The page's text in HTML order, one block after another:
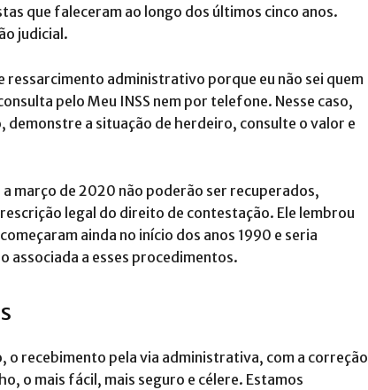
que faleceram ao longo dos últimos cinco anos.
judicial.
ressarcimento administrativo porque eu não sei quem
pelo Meu INSS nem por telefone. Nesse caso,
demonstre a situação de herdeiro, consulte o valor e
março de 2020 não poderão ser recuperados,
legal do direito de contestação. Ele lembrou
ainda no início dos anos 1990 e seria
associada a esses procedimentos.
o recebimento pela via administrativa, com a correção
o mais fácil, mais seguro e célere. Estamos